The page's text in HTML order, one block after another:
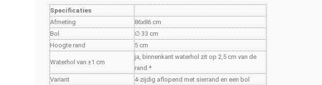
Specificaties
Afmeting
86x86 cm
Bol
∅ 33 cm
Hoogte rand
5 cm
Waterhol van ±1 cm
ja, binnenkant waterhol zit op 2,5 cm van de
rand *
Variant
4-zijdig aflopend met sierrand en een bol